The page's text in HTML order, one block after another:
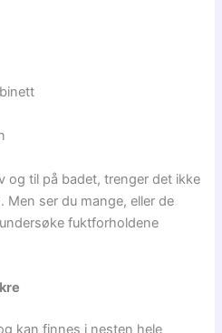
og til på badet, trenger det ikke
Men ser du mange, eller de
fuktforholdene
kan finnes i nesten hele